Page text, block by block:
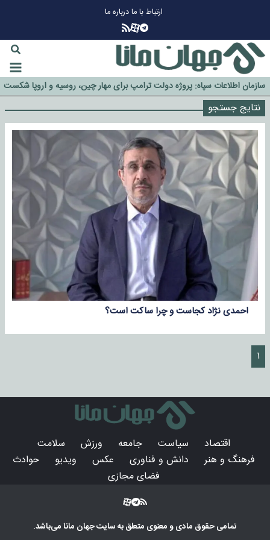
ارتباط با مادرباره ما
گزینه جدایی اوسمار روی میز مدیران پرسپولیس
آیا رئیس جمهور آمریکا قانون را دور می‌زند؟
اخراج رسمی چهره نامدار از پرسپولیس
سازمان اطلاعات سپاه: پروژه دولت ترامپ برای مهار چین، روسیه و اروپا شکست
خورد
نتایج جستجو
احمدی نژاد کجاست و چرا ساکت است؟
۱
اقتصاد سیاست جامعه ورزش
سلامت
فرهنگ و هنر
دانش و فناوری عکس ویدیو
حوادث
فضای مجازی
تمامی حقوق مادی و معنوی متعلق به سایتجهان مانامی‌باشد.